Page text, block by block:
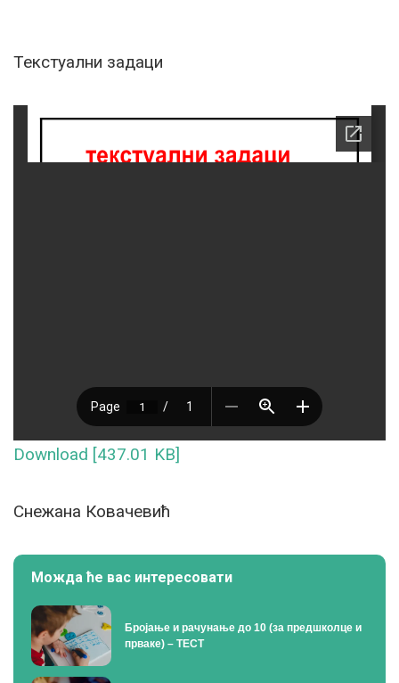
Текстуални задаци
Download [437.01 KB]
Снежана Ковачевић
Можда ће вас интересовати
Бројање и рачунање до 10 (за предшколце и
прваке) – ТЕСТ